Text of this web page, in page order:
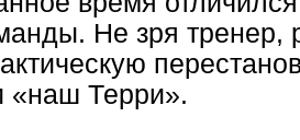
Не зря
«наш Терри».